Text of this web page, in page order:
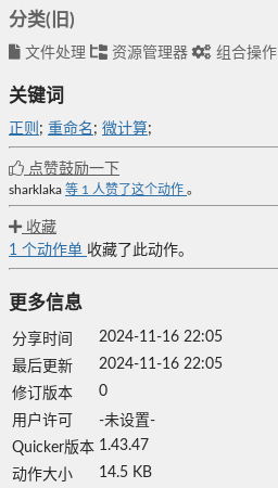
分类(旧)
文件处理 资源管理器 组合操作
关键词
正则 ; 重命名 ; 微计算;
点赞鼓励一下
sharklaka 等 1 人赞了这个动作 。
收藏
1 个动作单 收藏了此动作。
更多信息
分享时间
2024-11-16 22:05
最后更新
2024-11-16 22:05
修订版本
0
用户许可
-未设置-
Quicker版本 1.43.47
动作大小
14.5 KB